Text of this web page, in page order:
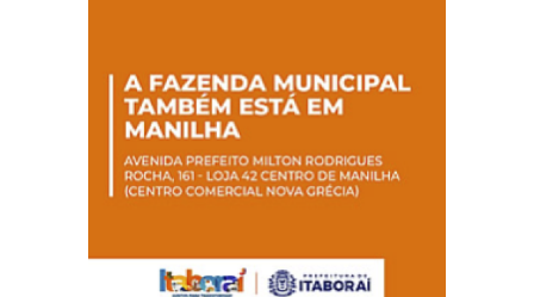
Magalhães Seabra